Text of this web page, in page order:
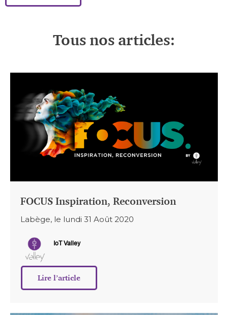
Tous nos articles:
FOCUS Inspiration, Reconversion
Labège, le lundi 31 Août 2020
IoT Valley
Lire l’article